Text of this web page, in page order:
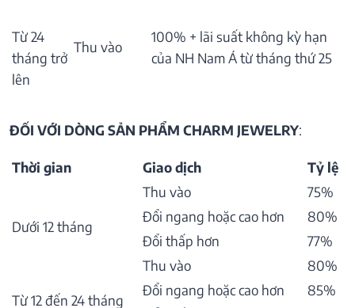
Từ 24
tháng trở
lên
Thu vào
100% + lãi suất không kỳ hạn
của NH Nam Á từ tháng thứ 25
ĐỐI VỚI DÒNG SẢN PHẨM CHARM JEWELRY:
Thời gian Giao dịch Tỷ lệ
Dưới 12 tháng
Thu vào
75%
Đổi ngang hoặc cao hơn
80%
Đổi thấp hơn
77%
Từ 12 đến 24 tháng
Thu vào
80%
Đổi ngang hoặc cao hơn
85%